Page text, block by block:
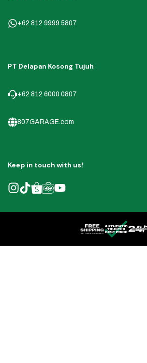
+62 812 9999 5807
PT Delapan Kosong Tujuh
+62 812 6000 0807
807GARAGE.com
Keep in touch with us!